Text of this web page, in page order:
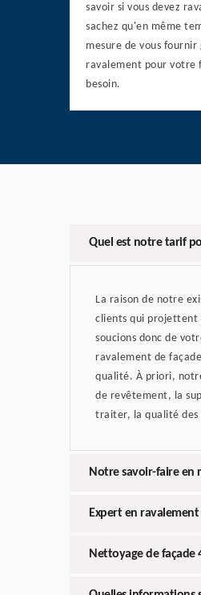
savoir si vous devez
sachez qu'en même
mesure de vous
ravalement pour votre
besoin.
Quel est notre tarif
La raison de notre
clients qui projettent
soucions donc de
ravalement de
qualité. À priori,
de revêtement, la
traiter, la qualité
Notre savoir-faire en
Expert en
Nettoyage de façade